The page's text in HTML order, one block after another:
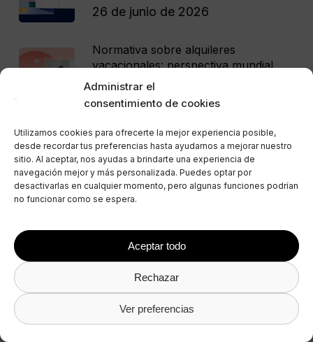
Administrar el
consentimiento de cookies
Utilizamos cookies para ofrecerte la mejor experiencia posible,
desde recordar tus preferencias hasta ayudarnos a mejorar nuestro
sitio. Al aceptar, nos ayudas a brindarte una experiencia de
navegación mejor y más personalizada. Puedes optar por
desactivarlas en cualquier momento, pero algunas funciones podrían
no funcionar como se espera.
Aceptar todo
Rechazar
Ver preferencias
26 de junio de 2026
Normativa sobre alquileres
vacacionales: perspectiva mundial
(2024)
21 de junio de 2026
Categorías
Seleccionar Categoría